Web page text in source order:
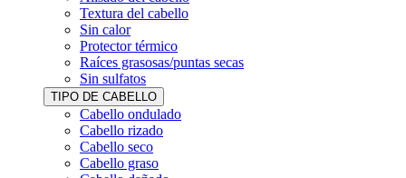
Textura del cabello
Sin calor
Protector térmico
Raíces grasosas/puntas secas
Sin sulfatos
TIPO DE CABELLO
Cabello ondulado
Cabello rizado
Cabello seco
Cabello graso